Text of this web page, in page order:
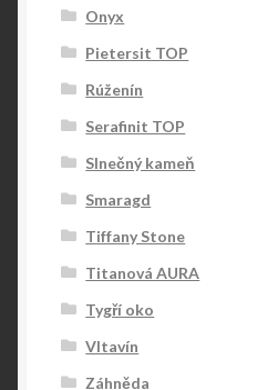
Onyx
Pietersit TOP
Rúženín
Serafinit TOP
Slnečný kameň
Smaragd
Tiffany Stone
Titanová AURA
Tygří oko
Vltavín
Záhněda